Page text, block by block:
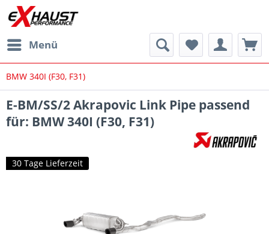
Menü
BMW 340I (F30, F31)
E-BM/SS/2 Akrapovic Link Pipe passend
für: BMW 340I (F30, F31)
30 Tage Lieferzeit